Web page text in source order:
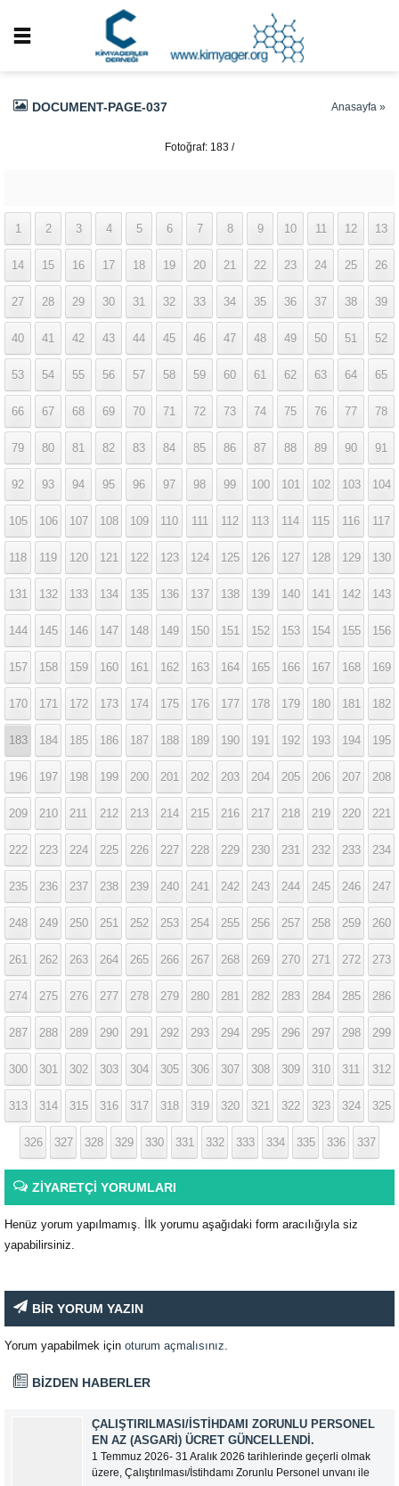
DOCUMENT-PAGE-037 Anasayfa »
Fotoğraf: 183 /
1 2 3 4 5 6 7 8 9 10 11 12 13
14 15 16 17 18 19 20 21 22 23 24 25 26
27 28 29 30 31 32 33 34 35 36 37 38 39
40 41 42 43 44 45 46 47 48 49 50 51 52
53 54 55 56 57 58 59 60 61 62 63 64 65
66 67 68 69 70 71 72 73 74 75 76 77 78
79 80 81 82 83 84 85 86 87 88 89 90 91
92 93 94 95 96 97 98 99 100 101 102 103 104
105 106 107 108 109 110 111 112 113 114 115 116 117
118 119 120 121 122 123 124 125 126 127 128 129 130
131 132 133 134 135 136 137 138 139 140 141 142 143
144 145 146 147 148 149 150 151 152 153 154 155 156
157 158 159 160 161 162 163 164 165 166 167 168 169
170 171 172 173 174 175 176 177 178 179 180 181 182
183 184 185 186 187 188 189 190 191 192 193 194 195
196 197 198 199 200 201 202 203 204 205 206 207 208
209 210 211 212 213 214 215 216 217 218 219 220 221
222 223 224 225 226 227 228 229 230 231 232 233 234
235 236 237 238 239 240 241 242 243 244 245 246 247
248 249 250 251 252 253 254 255 256 257 258 259 260
261 262 263 264 265 266 267 268 269 270 271 272 273
274 275 276 277 278 279 280 281 282 283 284 285 286
287 288 289 290 291 292 293 294 295 296 297 298 299
300 301 302 303 304 305 306 307 308 309 310 311 312
313 314 315 316 317 318 319 320 321 322 323 324 325
326 327 328 329 330 331 332 333 334 335 336 337
ZİYARETÇİ YORUMLARI
Henüz yorum yapılmamış. İlk yorumu aşağıdaki form aracılığıyla siz
yapabilirsiniz.
BİR YORUM YAZIN
Yorum yapabilmek için oturum açmalısınız
BİZDEN HABERLER
ÇALIŞTIRILMASI/İSTIHDAMI ZORUNLU PERSONEL
EN AZ (ASGARI) ÜCRET GÜNCELLENDI.
1 Temmuz 2026- 31 Aralık 2026 tarihlerinde geçerli olmak
üzere, Çalıştırılması/İstihdamı Zorunlu Personel unvanı ile